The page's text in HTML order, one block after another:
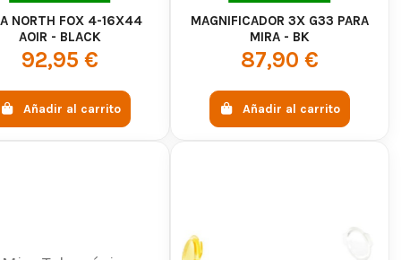
ventajas, como:
sus características y marcas. En AirsoftYecla, los
y de alta gama para todos los presupuestos.
NORTH FOX 4-16X44
AOIR - BLACK
92,95 €
Añadir al carrito
MAGNIFICADOR 3X G33 PARA
MIRA - BK
87,90 €
Añadir al carrito